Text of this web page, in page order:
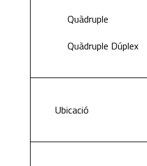
Quàdruple
Quàdruple Dúplex
Ubicació